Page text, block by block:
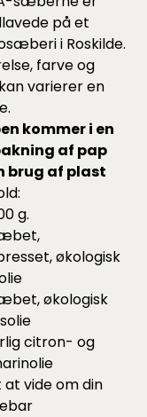
på et
i Roskilde.
farve og
varierer en
kommer i en
af pap
brug af plast
g.
økologisk
økologisk
citron- og
at vide om din